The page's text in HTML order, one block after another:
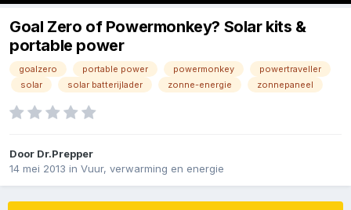
Goal Zero of Powermonkey? Solar kits &
portable power
goalzero portable power powermonkey
powertraveller
solar
solar batterijlader zonne-energie zonnepaneel
Door Dr.Prepper
14 mei 2013 in Vuur, verwarming en energie